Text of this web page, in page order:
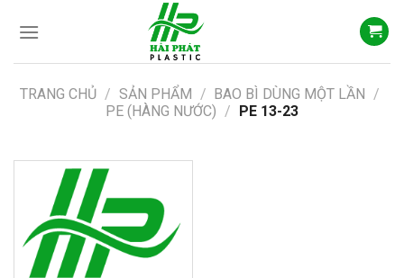
TRANG CHỦ / SẢN PHẨM / BAO BÌ DÙNG MỘT LẦN /
PE (HÀNG NƯỚC) / PE 13-23